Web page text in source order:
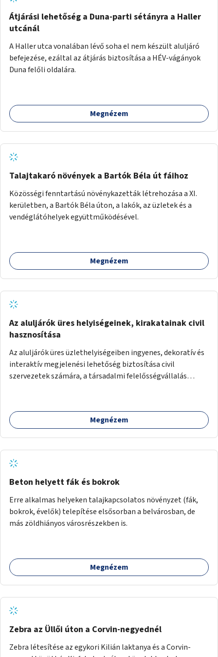
Átjárási lehetőség a Duna-parti sétányra a Haller
utcánál
A Haller utca vonalában lévő soha el nem készült aluljáró
befejezése, ezáltal az átjárás biztosítása a HÉV-vágányok
Duna felőli oldalára.
Megnézem
Talajtakaró növények a Bartók Béla út fáihoz
Közösségi fenntartású növénykazetták létrehozása a XI.
kerületben, a Bartók Béla úton, a lakók, az üzletek és a
vendéglátóhelyek együttműködésével.
Megnézem
Az aluljárók üres helyiségeinek, kirakatainak civil
hasznosítása
Az aluljárók üres üzlethelyiségeiben ingyenes, dekoratív és
interaktív megjelenési lehetőség biztosítása civil
szervezetek számára, a társadalmi felelősségvállalás
például rajzokkal, kérdésekkel, üzenetküldési lehetőséggel
vagy akciónapokkal – bérleti és közüzemi díjak nélkül, a
Megnézem
Beton helyett fák és bokrok
Erre alkalmas helyeken talajkapcsolatos növényzet (fák,
bokrok, évelők) telepítése elsősorban a belvárosban, de
más zöldhiányos városrészekben is.
Megnézem
Zebra az Üllői úton a Corvin-negyednél
Zebra létesítése az egykori Kilián laktanya és a Corvin-